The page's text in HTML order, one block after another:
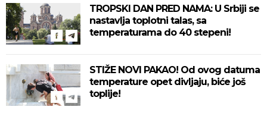
TROPSKI DAN PRED NAMA: U Srbiji se
nastavlja toplotni talas, sa
temperaturama do 40 stepeni!
STIŽE NOVI PAKAO! Od ovog datuma
temperature opet divljaju, biće još
toplije!